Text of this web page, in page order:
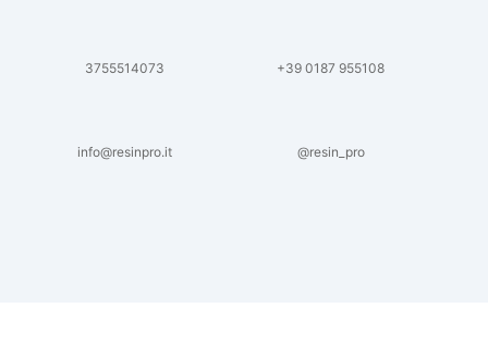
3755514073 +39 0187 955108
info@resinpro.it @resin_pro